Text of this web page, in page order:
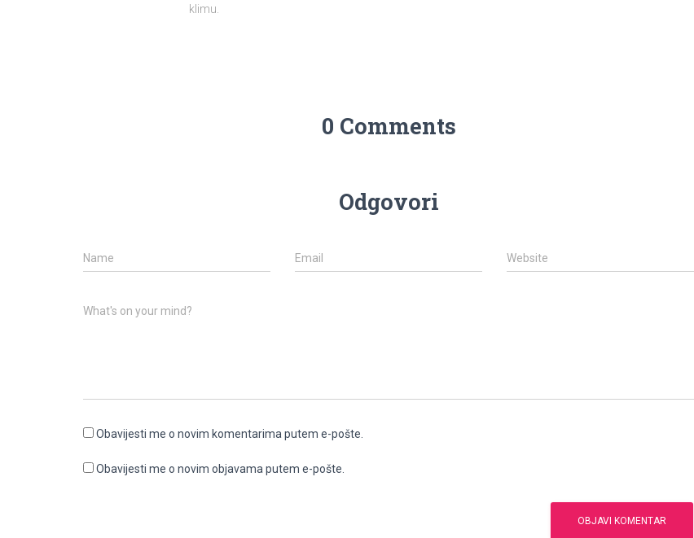
klimu.
0 Comments
Odgovori
Name Email Website
What's on your mind?
Obavijesti me o novim komentarima putem e-pošte.
Obavijesti me o novim objavama putem e-pošte.